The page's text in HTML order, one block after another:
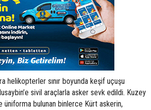
helikopterler sınır boyunda keşif uçuşu
sivil araçlarla asker sevk edildi. Kuzey
üniforma bulunan binlerce Kürt askerin,